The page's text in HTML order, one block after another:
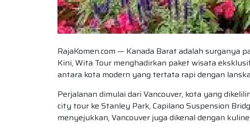
RajaKomen.com — Kanada Barat adalah surganya
Kini, Wita Tour menghadirkan paket wisata
antara kota modern yang tertata rapi dengan
Perjalanan dimulai dari Vancouver, kota yang
city tour ke Stanley Park, Capilano Suspension
menyejukkan, Vancouver juga dikenal dengan